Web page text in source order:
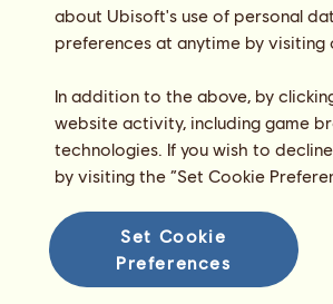
about Ubisoft's use of personal
preferences at anytime by
In addition to the above, by
website activity, including game
technologies. If you wish to
by visiting the “Set Cookie
Set Cookie
Preferences